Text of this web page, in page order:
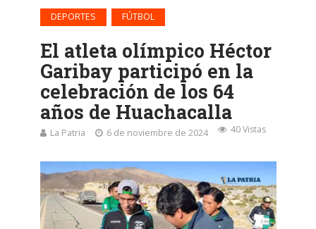
DEPORTES FÚTBOL
El atleta olímpico Héctor
Garibay participó en la
celebración de los 64
años de Huachacalla
La Patria 6 de noviembre de 2024 40 Vistas